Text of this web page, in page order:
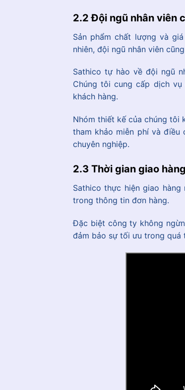
2.2 Đội ngũ nhân viên
Sản phẩm chất lượng và
nhiên, đội ngũ nhân viên
Sathico tự hào về đội ngũ
Chúng tôi cung cấp dịch
khách hàng.
Nhóm thiết kế của chúng tôi
tham khảo miễn phí và điều
chuyên nghiệp.
2.3 Thời gian giao hàng
Sathico thực hiện giao
trong thông tin đơn hàng.
Đặc biệt công ty không
đảm bảo sự tối ưu trong quá